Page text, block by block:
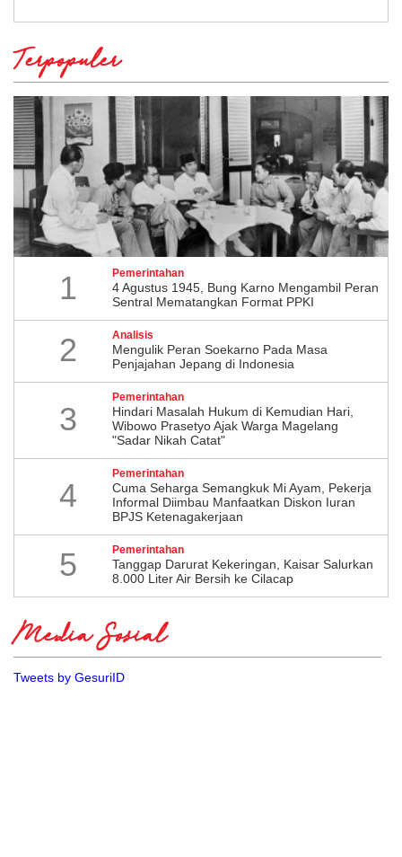
Terpopuler
1 Pemerintahan
4 Agustus 1945, Bung Karno Mengambil Peran
Sentral Mematangkan Format PPKI
2 Analisis
Mengulik Peran Soekarno Pada Masa
Penjajahan Jepang di Indonesia
3
Pemerintahan
Hindari Masalah Hukum di Kemudian Hari,
Wibowo Prasetyo Ajak Warga Magelang
"Sadar Nikah Catat"
4
Pemerintahan
Cuma Seharga Semangkuk Mi Ayam, Pekerja
Informal Diimbau Manfaatkan Diskon Iuran
BPJS Ketenagakerjaan
5 Pemerintahan
Tanggap Darurat Kekeringan, Kaisar Salurkan
8.000 Liter Air Bersih ke Cilacap
Media Sosial
Tweets by GesuriID